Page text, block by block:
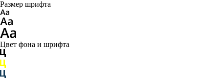
Размер шрифта
Цвет фона и шрифта